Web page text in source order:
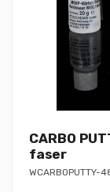
CARBO
faser
WCARBOPUTTY-